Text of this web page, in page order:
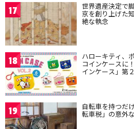
17 世界遺産決定で
京を創り上げた
絶な執念
18 ハローキティ、
コインケースに
インケース」第
19 自転車を持つだ
転車税」の意外